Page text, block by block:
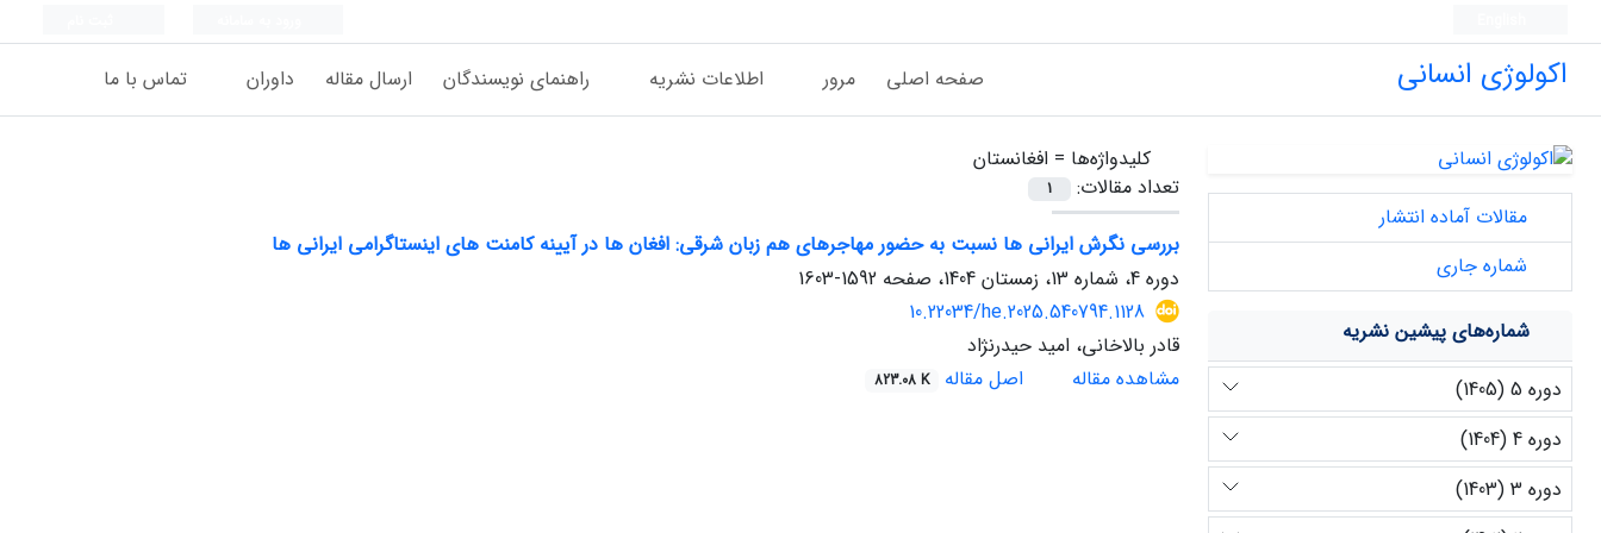
اکولوژی انسانی صفحه اصلی مرور اطلاعات نشریه راهنمای نویسندگان ارسال مقاله داوران تماس با ما
کلیدواژه‌ها = افغانستان
تعداد مقالات:
1
بررسی نگرش ایرانی ها نسبت به حضور مهاجرهای هم زبان شرقی: افغان ها در آیینه کامنت های اینستاگرامی ایرانی ها
دوره 4، شماره 13، زمستان 1404، صفحه
1592-1603
10.22034/he.2025.540794.1128
قادر بالاخانی، امید حیدرنژاد
مشاهده مقاله
اصل مقاله 823.08 K
مقالات آماده انتشار
شماره جاری
شماره‌های پیشین نشریه
دوره 5 (1405)
دوره 4 (1404)
دوره 3 (1403)